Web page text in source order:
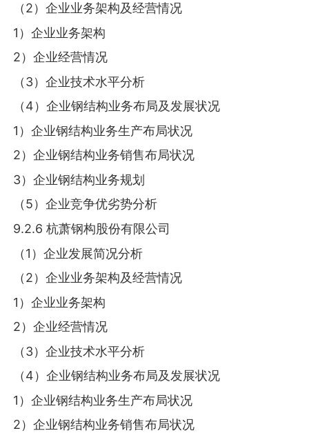
（2）企业业务架构及经营情况
1）企业业务架构
2）企业经营情况
（3）企业技术水平分析
（4）企业钢结构业务布局及发展状况
1）企业钢结构业务生产布局状况
2）企业钢结构业务销售布局状况
3）企业钢结构业务规划
（5）企业竞争优劣势分析
9.2.6 杭萧钢构股份有限公司
（1）企业发展简况分析
（2）企业业务架构及经营情况
1）企业业务架构
2）企业经营情况
（3）企业技术水平分析
（4）企业钢结构业务布局及发展状况
1）企业钢结构业务生产布局状况
2）企业钢结构业务销售布局状况